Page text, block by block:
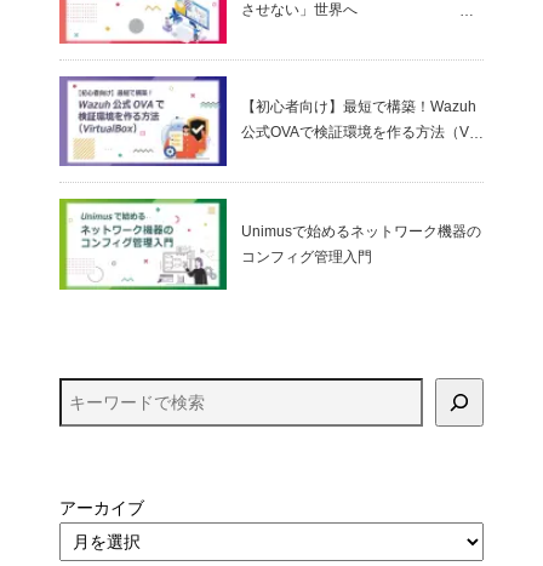
させない」世界へ
ゼロトラストの考え方
【初心者向け】最短で構築！Wazuh
公式OVAで検証環境を作る方法（Virt
Unimusで始めるネットワーク機器の
コンフィグ管理入門
アーカイブ